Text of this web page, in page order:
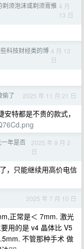
须泡沫或剃须膏推 4 月
13 日
科技财经类的博 4 月 13
日
偷了 2025 年 11 月 21 日
特都是不贵的款式，
年是否
2025 年 9 月 2
日
，只能继续用高价电信
2025 年 7 月 10 日
正常是＜ 7mm. 激光
用的是 v4 晶体比 V5
不管那种手术 做